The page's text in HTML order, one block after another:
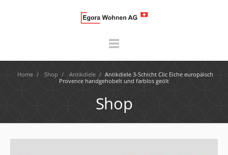
Home / Shop / Antikdiele / Antikdiele 3-Schicht Clic Eiche europäisch
Provence handgehobelt und farblos geölt
Shop